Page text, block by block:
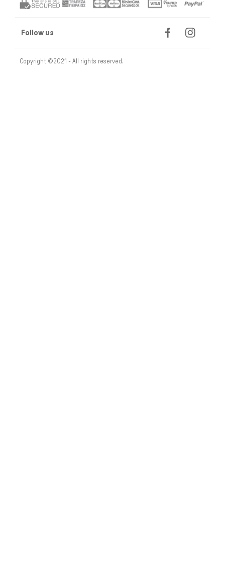
Follow us
Copyright ©2021 - All rights reserved.